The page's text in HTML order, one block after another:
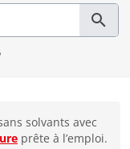
solvants avec
prête à l’emploi.